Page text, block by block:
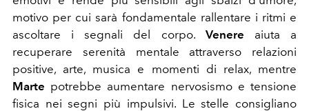
motivo per cui sarà fondamentale rallentare i ritmi e
ascoltare i segnali del corpo. Venere aiuta a
recuperare serenità mentale attraverso relazioni
positive, arte, musica e momenti di relax, mentre
Marte potrebbe aumentare nervosismo e tensione
fisica nei segni più impulsivi. Le stelle consigliano